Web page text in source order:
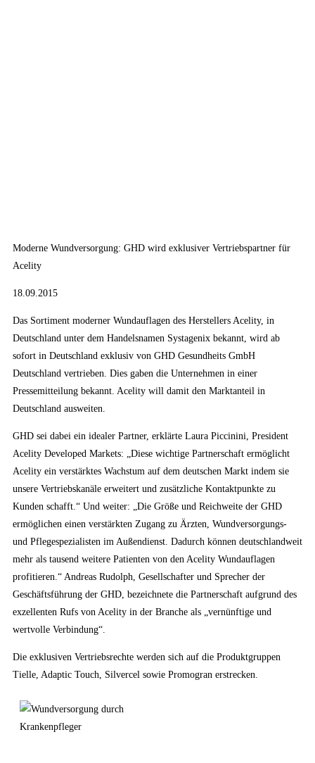
Moderne Wundversorgung: GHD wird exklusiver Vertriebspartner für
Acelity
18.09.2015
Das Sortiment moderner Wundauflagen des Herstellers Acelity, in
Deutschland unter dem Handelsnamen Systagenix bekannt, wird ab
sofort in Deutschland exklusiv von GHD Gesundheits GmbH
Deutschland vertrieben. Dies gaben die Unternehmen in einer
Pressemitteilung bekannt. Acelity will damit den Marktanteil in
Deutschland ausweiten.
GHD sei dabei ein idealer Partner, erklärte Laura Piccinini, President
Acelity Developed Markets: „Diese wichtige Partnerschaft ermöglicht
Acelity ein verstärktes Wachstum auf dem deutschen Markt indem sie
unsere Vertriebskanäle erweitert und zusätzliche Kontaktpunkte zu
Kunden schafft.“ Und weiter: „Die Größe und Reichweite der GHD
ermöglichen einen verstärkten Zugang zu Ärzten, Wundversorgungs-
und Pflegespezialisten im Außendienst. Dadurch können deutschlandweit
mehr als tausend weitere Patienten von den Acelity Wundauflagen
profitieren.“ Andreas Rudolph, Gesellschafter und Sprecher der
Geschäftsführung der GHD, bezeichnete die Partnerschaft aufgrund des
exzellenten Rufs von Acelity in der Branche als „vernünftige und
wertvolle Verbindung“.
Die exklusiven Vertriebsrechte werden sich auf die Produktgruppen
Tielle, Adaptic Touch, Silvercel sowie Promogran erstrecken.